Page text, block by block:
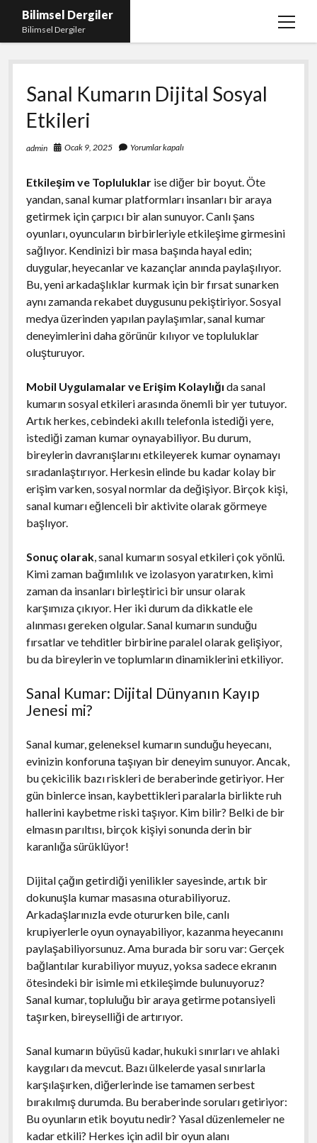
Bilimsel Dergiler
Bilimsel Dergiler
menüyü
Liste
Sayfa Listesi
Spotify Takipçi Çoğaltma
Tiktok Izlenme Arttırma Ücretsiz
Sanal Kumarın Dijital Sosyal
Etkileri
admin Ocak 9, 2025 Yorumlar kapalı
Etkileşim ve Topluluklarise diğer bir boyut. Öte
yandan, sanal kumar platformları insanları bir araya
getirmek için çarpıcı bir alan sunuyor. Canlı şans
oyunları, oyuncuların birbirleriyle etkileşime girmesini
sağlıyor. Kendinizi bir masa başında hayal edin;
duygular, heyecanlar ve kazançlar anında paylaşılıyor.
Bu, yeni arkadaşlıklar kurmak için bir fırsat sunarken
aynı zamanda rekabet duygusunu pekiştiriyor. Sosyal
medya üzerinden yapılan paylaşımlar, sanal kumar
deneyimlerini daha görünür kılıyor ve topluluklar
oluşturuyor.
Mobil Uygulamalar ve Erişim Kolaylığı da sanal
kumarın sosyal etkileri arasında önemli bir yer tutuyor.
Artık herkes, cebindeki akıllı telefonla istediği yere,
istediği zaman kumar oynayabiliyor. Bu durum,
bireylerin davranışlarını etkileyerek kumar oynamayı
sıradanlaştırıyor. Herkesin elinde bu kadar kolay bir
erişim varken, sosyal normlar da değişiyor. Birçok kişi,
sanal kumarı eğlenceli bir aktivite olarak görmeye
başlıyor.
Sonuç olarak, sanal kumarın sosyal etkileri çok yönlü.
Kimi zaman bağımlılık ve izolasyon yaratırken, kimi
zaman da insanları birleştirici bir unsur olarak
karşımıza çıkıyor. Her iki durum da dikkatle ele
alınması gereken olgular. Sanal kumarın sunduğu
fırsatlar ve tehditler birbirine paralel olarak gelişiyor,
bu da bireylerin ve toplumların dinamiklerini etkiliyor.
Sanal Kumar: Dijital Dünyanın Kayıp
Jenesi mi?
Sanal kumar, geleneksel kumarın sunduğu heyecanı,
evinizin konforuna taşıyan bir deneyim sunuyor. Ancak,
bu çekicilik bazı riskleri de beraberinde getiriyor. Her
gün binlerce insan, kaybettikleri paralarla birlikte ruh
hallerini kaybetme riski taşıyor. Kim bilir? Belki de bir
elmasın parıltısı, birçok kişiyi sonunda derin bir
karanlığa sürüklüyor!
Dijital çağın getirdiği yenilikler sayesinde, artık bir
dokunuşla kumar masasına oturabiliyoruz.
Arkadaşlarınızla evde otururken bile, canlı
krupiyerlerle oyun oynayabiliyor, kazanma heyecanını
paylaşabiliyorsunuz. Ama burada bir soru var: Gerçek
bağlantılar kurabiliyor muyuz, yoksa sadece ekranın
ötesindeki bir isimle mi etkileşimde bulunuyoruz?
Sanal kumar, topluluğu bir araya getirme potansiyeli
taşırken, bireyselliği de artırıyor.
Sanal kumarın büyüsü kadar, hukuki sınırları ve ahlaki
kaygıları da mevcut. Bazı ülkelerde yasal sınırlarla
karşılaşırken, diğerlerinde ise tamamen serbest
bırakılmış durumda. Bu beraberinde soruları getiriyor:
Bu oyunların etik boyutu nedir? Yasal düzenlemeler ne
kadar etkili? Herkes için adil bir oyun alanı